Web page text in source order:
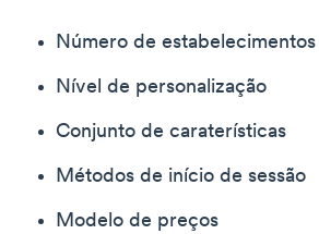
Número de
Nível de personalização
Conjunto de caraterísticas
Métodos de início de sessão
Modelo de preços